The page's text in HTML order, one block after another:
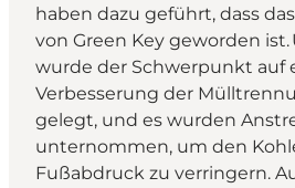
haben dazu geführt, dass
von Green Key geworden
wurde der Schwerpunkt auf
Verbesserung der
gelegt, und es wurden
unternommen, um den
Fußabdruck zu verringern.